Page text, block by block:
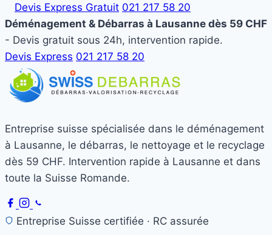
Devis Express Gratuit 021 217 58 20
Déménagement & Débarras à Lausanne dès 59 CHF
- Devis gratuit sous 24h, intervention rapide.
Devis Express 021 217 58 20
Entreprise suisse spécialisée dans le déménagement
à Lausanne, le débarras, le nettoyage et le recyclage
dès 59 CHF. Intervention rapide à Lausanne et dans
toute la Suisse Romande.
Entreprise Suisse certifiée · RC assurée